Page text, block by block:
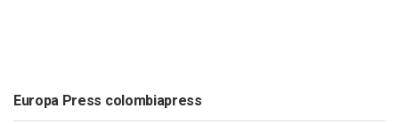
Europa Press colombiapress